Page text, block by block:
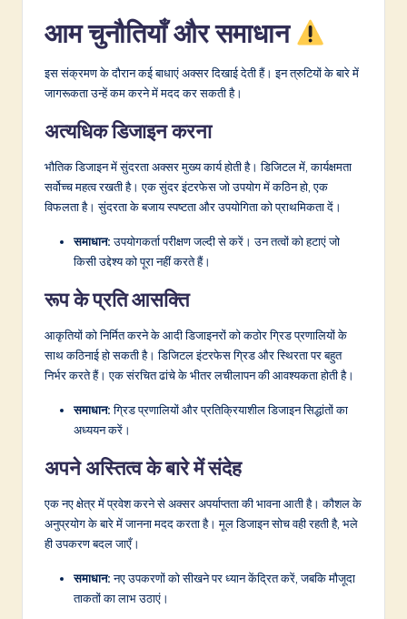
आम चुनौतियाँ और समाधान
इस संक्रमण के दौरान कई बाधाएं अक्सर दिखाई देती हैं। इन त्रुटियों के बारे में
जागरूकता उन्हें कम करने में मदद कर सकती है।
अत्यधिक डिजाइन करना
भौतिक डिजाइन में सुंदरता अक्सर मुख्य कार्य होती है। डिजिटल में, कार्यक्षमता
सर्वोच्च महत्व रखती है। एक सुंदर इंटरफेस जो उपयोग में कठिन हो, एक
विफलता है। सुंदरता के बजाय स्पष्टता और उपयोगिता को प्राथमिकता दें।
समाधान:उपयोगकर्ता परीक्षण जल्दी से करें। उन तत्वों को हटाएं जो
किसी उद्देश्य को पूरा नहीं करते हैं।
रूप के प्रति आसक्ति
आकृतियों को निर्मित करने के आदी डिजाइनरों को कठोर ग्रिड प्रणालियों के
साथ कठिनाई हो सकती है। डिजिटल इंटरफेस ग्रिड और स्थिरता पर बहुत
निर्भर करते हैं। एक संरचित ढांचे के भीतर लचीलापन की आवश्यकता होती है।
समाधान:ग्रिड प्रणालियों और प्रतिक्रियाशील डिजाइन सिद्धांतों का
अध्ययन करें।
अपने अस्तित्व के बारे में संदेह
एक नए क्षेत्र में प्रवेश करने से अक्सर अपर्याप्तता की भावना आती है। कौशल के
अनुप्रयोग के बारे में जानना मदद करता है। मूल डिजाइन सोच वही रहती है, भले
ही उपकरण बदल जाएँ।
समाधान:नए उपकरणों को सीखने पर ध्यान केंद्रित करें, जबकि मौजूदा
ताकतों का लाभ उठाएं।